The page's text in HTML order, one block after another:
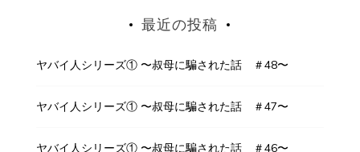
最近の投稿
ヤバイ人シリーズ① 〜叔母に騙された話 ＃48〜
ヤバイ人シリーズ① 〜叔母に騙された話 ＃47〜
ヤバイ人シリーズ① 〜叔母に騙された話 ＃46〜